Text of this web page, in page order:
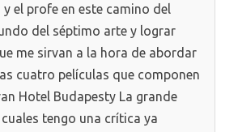
el profe en este camino del
del séptimo arte y lograr
me sirvan a la hora de abordar
cuatro películas que componen
Hotel Budapesty La grande
tengo una crítica ya